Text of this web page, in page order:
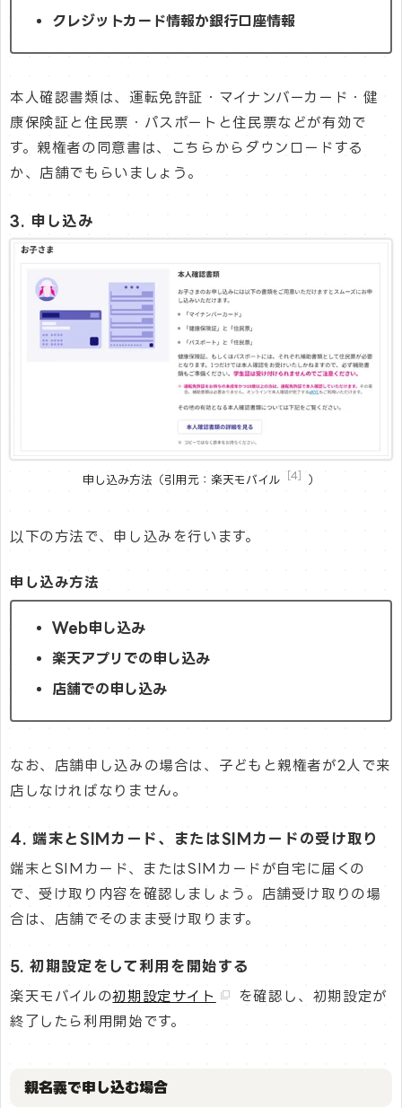
クレジットカード情報か銀行口座情報
本人確認書類は、運転免許証・マイナンバーカード・健
康保険証と住民票・パスポートと住民票などが有効で
す。親権者の同意書は、こちらからダウンロードする
か、店舗でもらいましょう。
3. 申し込み
申し込み方法（引用元：楽天モバイル ［4］ ）
以下の方法で、申し込みを行います。
申し込み方法
Web申し込み
楽天アプリでの申し込み
店舗での申し込み
なお、店舗申し込みの場合は、子どもと親権者が2人で来
店しなければなりません。
4. 端末とSIMカード、またはSIMカードの受け取り
端末とSIMカード、またはSIMカードが自宅に届くの
で、受け取り内容を確認しましょう。店舗受け取りの場
合は、店舗でそのまま受け取ります。
5. 初期設定をして利用を開始する
楽天モバイルの初期設定サイト
を確認し、初期設定が
終了したら利用開始です。
親名義で申し込む場合